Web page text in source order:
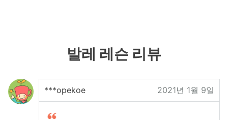
발레 레슨 리뷰
***opekoe 2021년 1월 9일